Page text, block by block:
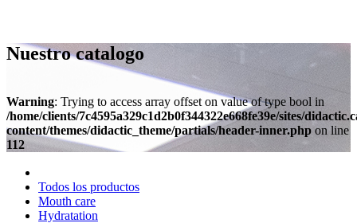
Nuestro catalogo
Warning: Trying to access array offset on value of type bool in
/home/clients/7c4595a329c1d2b0f344322e668fe39e/sites/
content/themes/didactic_theme/partials/header-inner.php on line
112
Todos los productos
Mouth care
Hydratation